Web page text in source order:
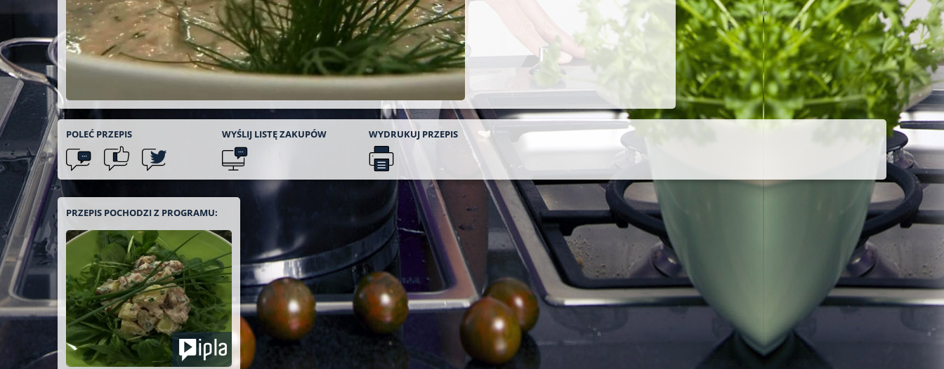
POLEĆ PRZEPIS WYŚLIJ LISTĘZAKUPÓW WYDRUKUJ PRZEPIS
PRZEPIS POCHODZI Z PROGRAMU: